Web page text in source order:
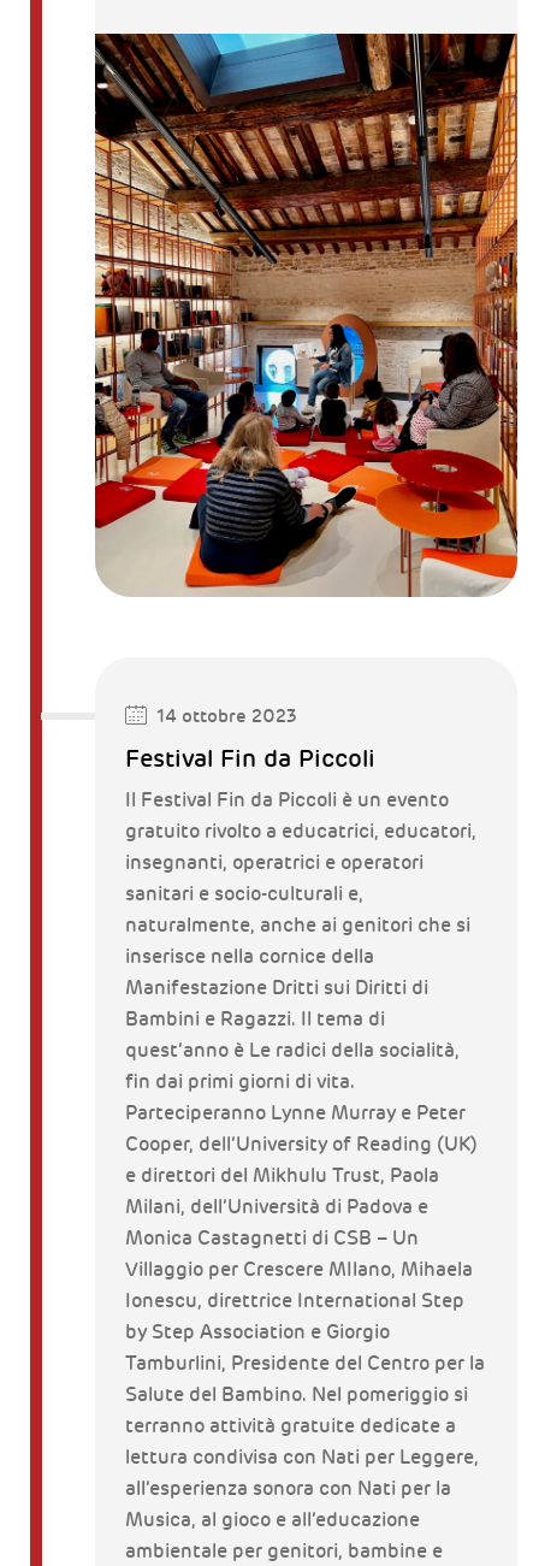
14 ottobre 2023
Festival Fin da Piccoli
Il Festival Fin da Piccoli è un evento
gratuito rivolto a educatrici, educatori,
insegnanti, operatrici e operatori
sanitari e socio-culturali e,
naturalmente, anche ai genitori che si
inserisce nella cornice della
Manifestazione Dritti sui Diritti di
Bambini e Ragazzi. Il tema di
quest’anno è Le radici della socialità,
fin dai primi giorni di vita.
Parteciperanno Lynne Murray e Peter
Cooper, dell’University of Reading (UK)
e direttori del Mikhulu Trust, Paola
Milani, dell’Università di Padova e
Monica Castagnetti di CSB – Un
Villaggio per Crescere MIlano, Mihaela
Ionescu, direttrice International Step
by Step Association e Giorgio
Tamburlini, Presidente del Centro per la
Salute del Bambino. Nel pomeriggio si
terranno attività gratuite dedicate a
lettura condivisa con Nati per Leggere,
all’esperienza sonora con Nati per la
Musica, al gioco e all’educazione
ambientale per genitori, bambine e